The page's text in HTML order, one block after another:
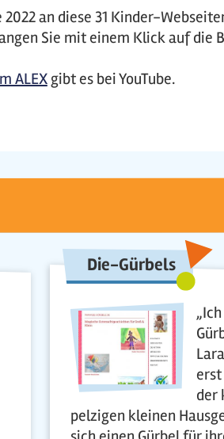
2022 an diese 31 Kinder-
Sie mit einem Klick auf die
ALEXgibt es bei YouTube.
Die-Gürbels
der
pelzigen kleinen